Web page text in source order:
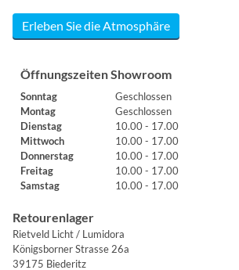
Erleben Sie die Atmosphäre
Öffnungszeiten Showroom
Sonntag
Geschlossen
Montag
Geschlossen
Dienstag
10.00 - 17.00
Mittwoch
10.00 - 17.00
Donnerstag
10.00 - 17.00
Freitag
10.00 - 17.00
Samstag
10.00 - 17.00
Retourenlager
Rietveld Licht / Lumidora
Königsborner Strasse 26a
39175 Biederitz